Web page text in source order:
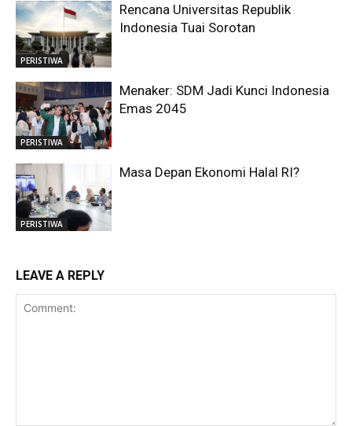
PERISTIWA
Rencana Universitas Republik
Indonesia Tuai Sorotan
PERISTIWA
Menaker: SDM Jadi Kunci Indonesia
Emas 2045
PERISTIWA
Masa Depan Ekonomi Halal RI?
LEAVE A REPLY